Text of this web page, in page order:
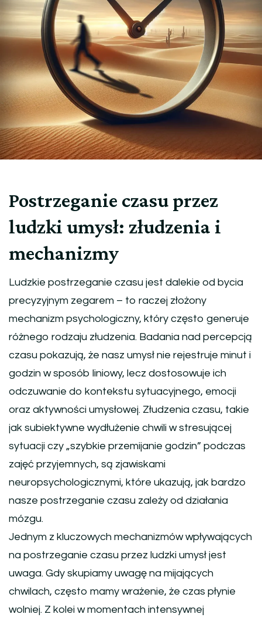
Postrzeganie czasu przez
ludzki umysł: złudzenia i
mechanizmy
Ludzkie postrzeganie czasu jest dalekie od bycia
precyzyjnym zegarem – to raczej złożony
mechanizm psychologiczny, który często generuje
różnego rodzaju złudzenia. Badania nad percepcją
czasu pokazują, że nasz umysł nie rejestruje minut i
godzin w sposób liniowy, lecz dostosowuje ich
odczuwanie do kontekstu sytuacyjnego, emocji
oraz aktywności umysłowej. Złudzenia czasu, takie
jak subiektywne wydłużenie chwili w stresującej
sytuacji czy „szybkie przemijanie godzin” podczas
zajęć przyjemnych, są zjawiskami
neuropsychologicznymi, które ukazują, jak bardzo
nasze postrzeganie czasu zależy od działania
mózgu.
Jednym z kluczowych mechanizmów wpływających
na postrzeganie czasu przez ludzki umysł jest
uwaga. Gdy skupiamy uwagę na mijających
chwilach, często mamy wrażenie, że czas płynie
wolniej. Z kolei w momentach intensywnej